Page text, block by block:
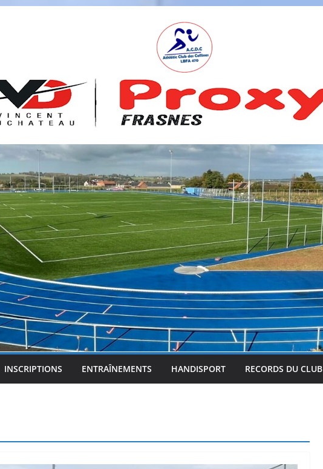
A
B
,
L
B
F
A
4
7
0
INSCRIPTIONS ENTRAÎNEMENTS HANDISPORT RECORDS DU CLUB